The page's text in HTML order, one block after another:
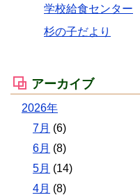
学校給食センター
杉の子だより
アーカイブ
2026年
7月 (6)
6月 (8)
5月 (14)
4月 (8)